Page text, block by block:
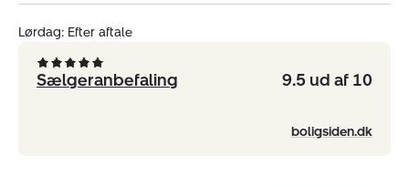
Lørdag: Efter aftale
Sælgeranbefaling 9.5 ud af 10
boligsiden.dk